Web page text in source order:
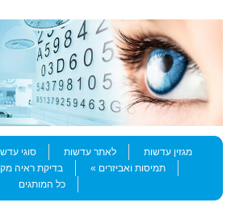
Menu
Skip to content
מגזין עדשות
לאתר עדשות סוגי
תמיסות ואביזרים
בדיקת ראיה
כל המותגים